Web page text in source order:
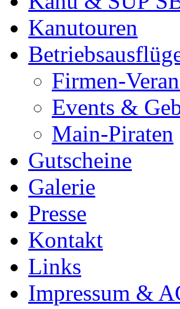
Kanutouren
Firmen-
Events &
Main-Piraten
Gutscheine
Galerie
Presse
Kontakt
Links
Impressum &